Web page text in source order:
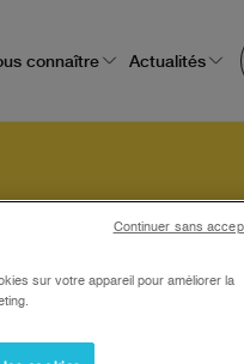
connaître Actualités
sur votre appareil pour améliorer la
Continuer sans